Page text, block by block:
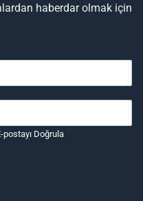
haberdar olmak için
postayı Doğrula